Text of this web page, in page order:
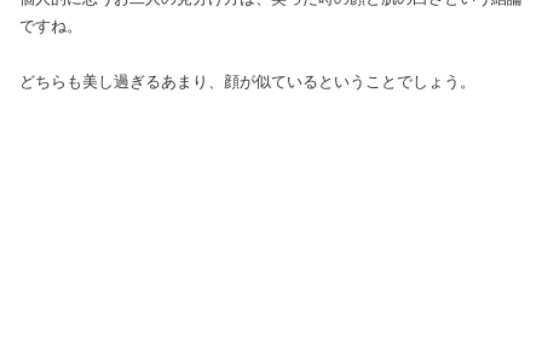
ですね。
どちらも美し過ぎるあまり、顔が似ているということでしょう。